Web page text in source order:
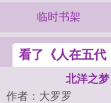
临时书架
看了《人在五代
北洋之梦
作者：大罗罗